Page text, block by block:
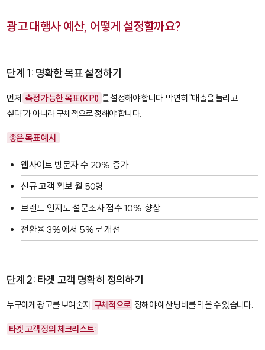
광고 대행사 예산, 어떻게 설정할까요?
단계 1: 명확한 목표 설정하기
먼저 측정 가능한 목표(KPI) 를 설정해야 합니다. 막연히 "매출을 늘리고
싶다"가 아니라 구체적으로 정해야 합니다.
좋은 목표 예시:
웹사이트 방문자 수 20% 증가
신규 고객 확보 월 50명
브랜드 인지도 설문조사 점수 10% 향상
전환율 3%에서 5%로 개선
단계 2: 타겟 고객 명확히 정의하기
누구에게 광고를 보여줄지 구체적으로 정해야 예산 낭비를 막을 수 있습니다.
타겟 고객 정의 체크리스트: